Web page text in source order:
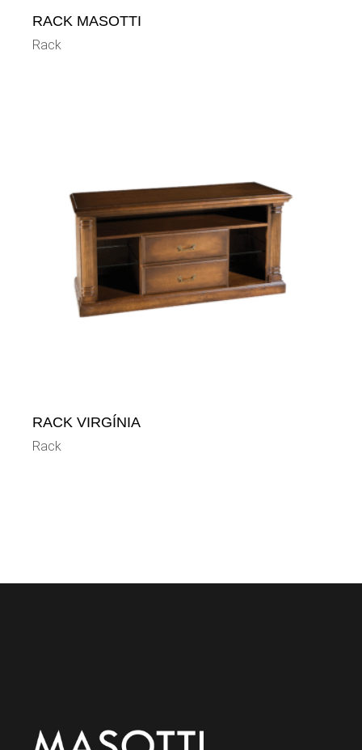
RACK MASOTTI
Rack
RACK VIRGÍNIA
Rack